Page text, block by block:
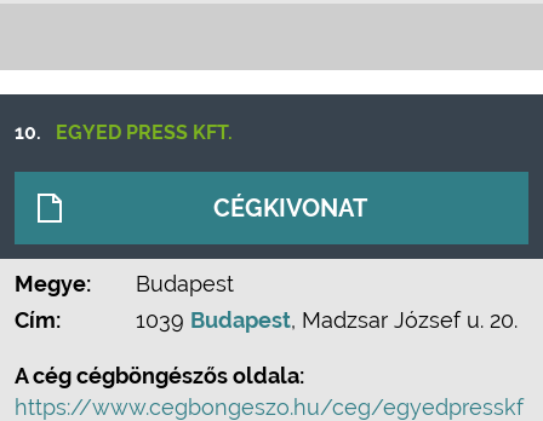
10. EGYED PRESS KFT.
CÉGKIVONAT
Megye:
Budapest
Cím:
1039 Budapest, Madzsar József u. 20.
A cég cégböngészős oldala:
https://www.cegbongeszo.hu/ceg/egyedpresskf